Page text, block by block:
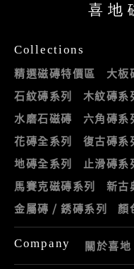
喜地
Collections
精選磁磚特價區 大板
石紋磚系列
木紋磚系
水磨石磁磚
六角磚系
花磚全系列
復古磚系
地磚全系列
止滑磚系
馬賽克磁磚系列
新古
金屬磚 / 銹磚系列
顏
Company 關於喜地